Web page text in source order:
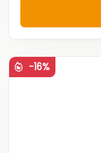
-16%